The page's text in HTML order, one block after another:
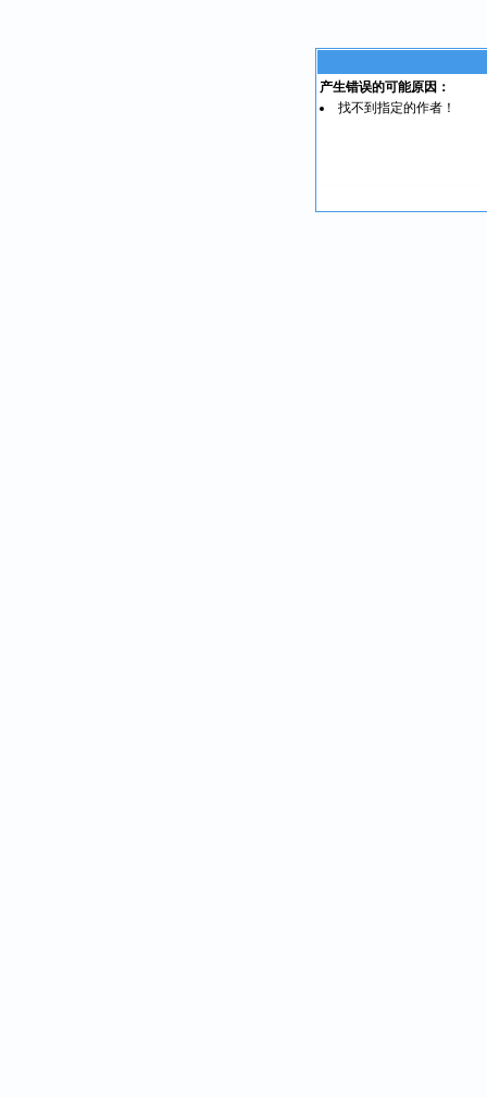
产生错误的可能原因：
找不到指定的作者！